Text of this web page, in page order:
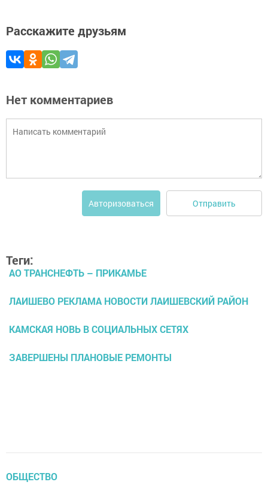
Расскажите друзьям
Нет комментариев
Авторизоваться Отправить
Теги:
АО ТРАНСНЕФТЬ – ПРИКАМЬЕ
ЛАИШЕВО РЕКЛАМА НОВОСТИ ЛАИШЕВСКИЙ РАЙОН
КАМСКАЯ НОВЬ В СОЦИАЛЬНЫХ СЕТЯХ
ЗАВЕРШЕНЫ ПЛАНОВЫЕ РЕМОНТЫ
ОБЩЕСТВО